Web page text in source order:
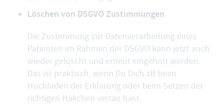
Löschen von DSGVO Zustimmungen
Die Zustimmung zur Datenverarbeitung eines
Patienten im Rahmen der DSGVO kann jetzt auch
wieder gelöscht und erneut eingeholt werden.
Das ist praktisch, wenn Du Dich zB beim
Hochladen der Erklärung oder beim Setzen der
richtigen Häkchen vertan hast.